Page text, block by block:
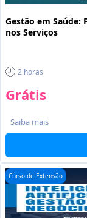
Gestão em Saúde:
nos Serviços
2 horas
Grátis
Saiba mais
Curso de Extensão